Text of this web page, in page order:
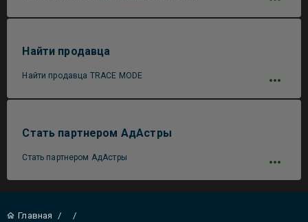
Найти продавца
Найти продавца TRACE MODE
Стать партнером АдАстры
Стать партнером АдАстры
Главная / /